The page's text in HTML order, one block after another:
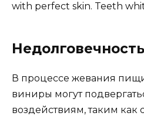
with perfect skin. Teeth
В процессе жевания
виниры могут
воздействиям, таким как